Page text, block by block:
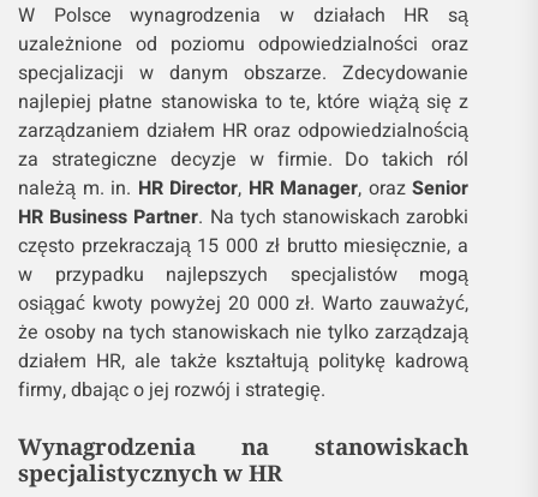
W Polsce wynagrodzenia w działach HR są
uzależnione od poziomu odpowiedzialności oraz
specjalizacji w danym obszarze. Zdecydowanie
najlepiej płatne stanowiska to te, które wiążą się z
zarządzaniem działem HR oraz odpowiedzialnością
za strategiczne decyzje w firmie. Do takich ról
należą m. in. HR Director, HR Manager, orazSenior
HR Business Partner. Na tych stanowiskach zarobki
często przekraczają 15 000 zł brutto miesięcznie, a
w przypadku najlepszych specjalistów mogą
osiągać kwoty powyżej 20 000 zł. Warto zauważyć,
że osoby na tych stanowiskach nie tylko zarządzają
działem HR, ale także kształtują politykę kadrową
firmy, dbając o jej rozwój i strategię.
Wynagrodzenia na stanowiskach
specjalistycznych w HR